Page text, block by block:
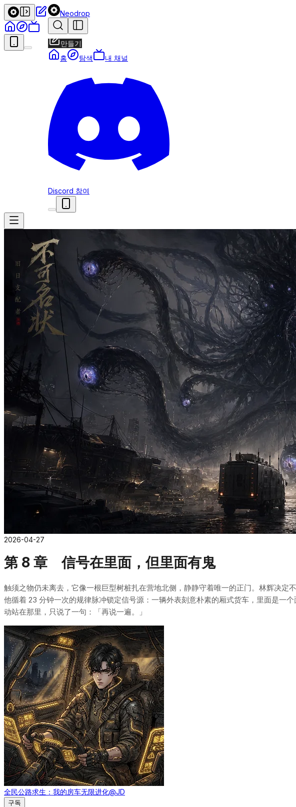
Neodrop
만들기
홈
탐색 내 채널
Discord 참여
2026-04-27
第 8 章 信号在里面，但里面有鬼
触须之物仍未离去，它像一根巨型树桩扎在营地北侧，静静守着唯一的正门。林辉决
他循着 23 分钟一次的规律脉冲锁定信号源：一辆外表刻意朴素的厢式货车，里面是
动站在那里，只说了一句：「再说一遍。」
全民公路求生：我的房车无限进化@JD
구독